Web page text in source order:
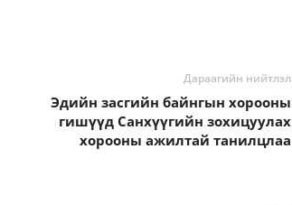
Дараагийн нийтлэл
Эдийн засгийн байнгын хорооны
гишүүд Санхүүгийн зохицуулах
хорооны ажилтай танилцлаа